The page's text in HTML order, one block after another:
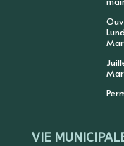
VIE